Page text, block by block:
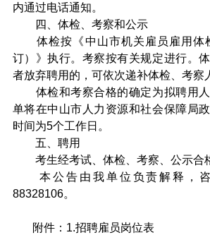
内通过电话通知。
四、体检、考察和公示
体检按《中山市机关雇员雇用体
订）》执行。考察按有关规定进行。
者放弃聘用的，可依次递补体检、考察
体检和考察合格的确定为拟聘用人
单将在中山市人力资源和社会保障局
时间为5个工作日。
五、聘用
考生经考试、体检、考察、公示合
本公告由我单位负责解释，咨
88328106。
附件：1.招聘雇员岗位表